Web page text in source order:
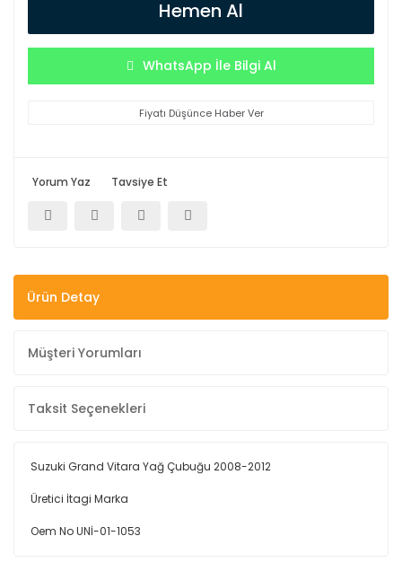
Hemen Al
WhatsApp İle Bilgi Al
Fiyatı Düşünce Haber Ver
Yorum Yaz Tavsiye Et
Ürün Detay
Müşteri Yorumları
Taksit Seçenekleri
Suzuki Grand Vitara Yağ Çubuğu 2008-2012
Üretici İtagi Marka
Oem No UNİ-01-1053